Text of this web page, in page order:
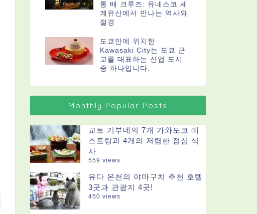
통 배 크루즈: 유네스코 세
계유산에서 만나는 역사와
절경
도쿄만에 위치한
Kawasaki City는 도쿄 근
교를 대표하는 산업 도시
중 하나입니다.
Monthly Popular Posts
교토 기부네의 7개 가와도코 레
스토랑과 4개의 저렴한 점심 식
사
559 views
유다 온천의 야마구치 추천 호텔
3곳과 관광지 4곳!
450 views